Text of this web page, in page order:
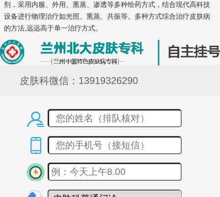
剂，采用内服、外用、熏蒸、渗透等多种给药方式，结合现代高科技
设备进行物理治疗如光照、熏蒸、共振等。多种方式综合治疗皮肤病
的方法,远远高于单一治疗方式。
皮肤科微信：13919326290